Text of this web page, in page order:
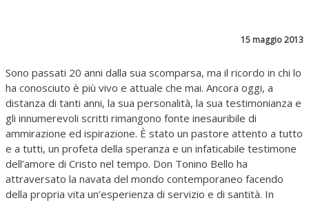
15 maggio 2013
Sono passati 20 anni dalla sua scomparsa, ma il ricordo in chi lo
ha conosciuto è più vivo e attuale che mai. Ancora oggi, a
distanza di tanti anni, la sua personalità, la sua testimonianza e
gli innumerevoli scritti rimangono fonte inesauribile di
ammirazione ed ispirazione. È stato un pastore attento a tutto
e a tutti, un profeta della speranza e un infaticabile testimone
dell’amore di Cristo nel tempo. Don Tonino Bello ha
attraversato la navata del mondo contemporaneo facendo
della propria vita un’esperienza di servizio e di santità. In